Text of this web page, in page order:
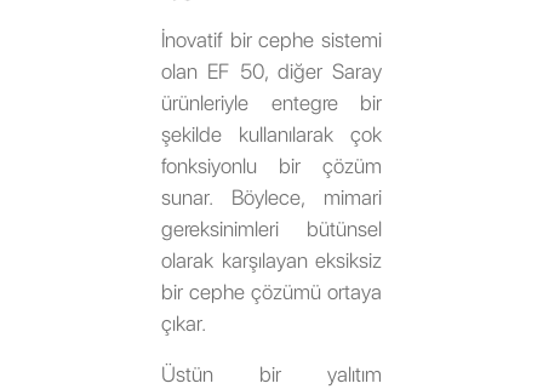
İnovatif bir cephe sistemi
olan EF 50, diğer Saray
ürünleriyle entegre bir
şekilde kullanılarak çok
fonksiyonlu bir çözüm
sunar. Böylece, mimari
gereksinimleri bütünsel
olarak karşılayan eksiksiz
bir cephe çözümü ortaya
çıkar.
Üstün bir yalıtım